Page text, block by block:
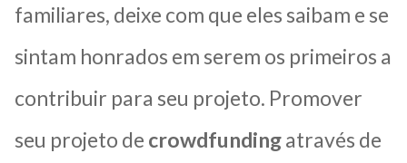
familiares, deixe com que eles saibam e se
sintam honrados em serem os primeiros a
contribuir para seu projeto. Promover
seu projeto de crowdfundingatravés de